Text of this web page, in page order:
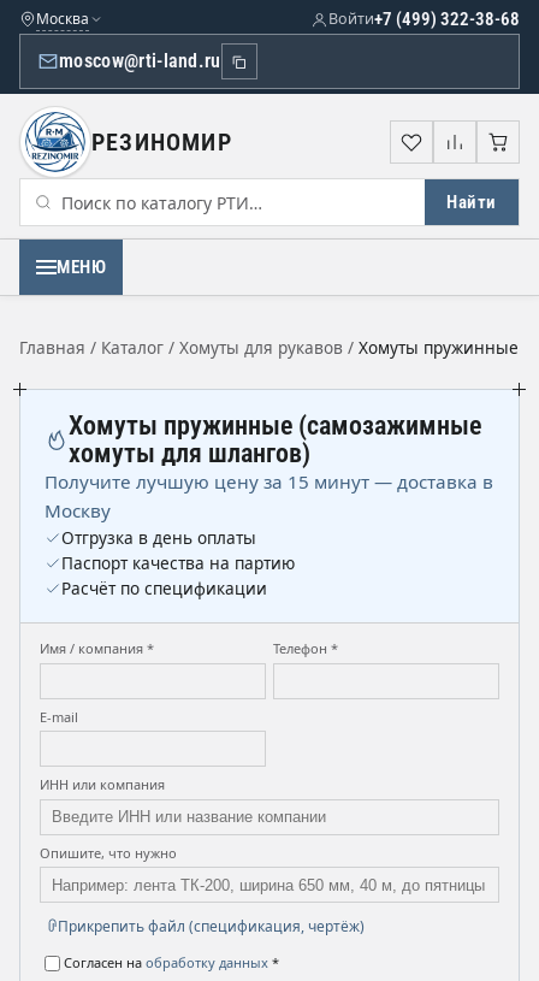
Москва
moscow@rti-land.ru
+7 (499) 322-38-68
Войти
РЕЗИНОМИР
Найти
Избранное
МЕНЮ
Главная / Каталог / Хомуты для рукавов / Хомуты пружинные
Хомуты пружинные (самозажимные
хомуты для шлангов)
Получите лучшую цену за 15 минут — доставка в
Москву
Отгрузка в день оплаты
Паспорт качества на партию
Расчёт по спецификации
Имя / компания * Телефон *
E-mail
ИНН или компания
Опишите, что нужно
Прикрепить файл (спецификация, чертёж)
Согласен на обработку данных *